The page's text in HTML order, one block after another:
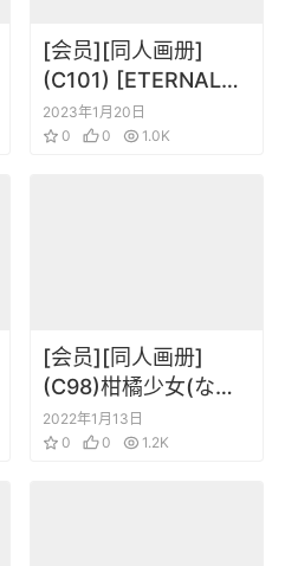
[会员][同人画册]
(C101) [ETERNAL
LAND (6U☆)] FAVO!
WORKS 8 (よろず)
2023年1月20日
0
0 1.0K
[会员][同人画册]
(C98)柑橘少女(なき
ょ) Diary 日记
2022年1月13日
0
0 1.2K